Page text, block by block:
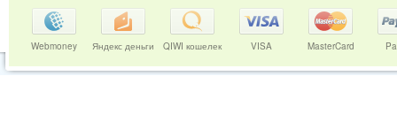
Webmoney Яндекс деньги QIWI кошелек VISA MasterCard